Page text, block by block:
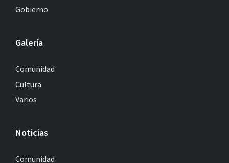
Gobierno
Galería
Comunidad
Cultura
Varios
Noticias
Comunidad